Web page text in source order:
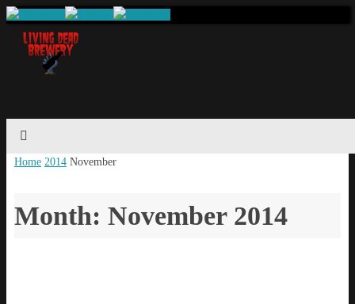
Home 2014 November
Month: November 2014